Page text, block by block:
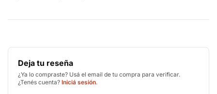
Deja tu reseña
¿Ya lo compraste? Usá el email de tu compra para verificar.
¿Tenés cuenta? Iniciá sesión.